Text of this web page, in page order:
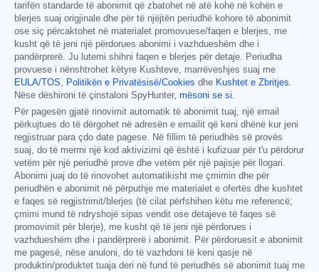
tarifën standarde të abonimit që zbatohet në atë kohë në kohën e
blerjes suaj origjinale dhe për të njëjtën periudhë kohore të abonimit
ose siç përcaktohet në materialet promovuese/faqen e blerjes, me
kusht që të jeni një përdorues abonimi i vazhdueshëm dhe i
pandërprerë. Ju lutemi shihni faqen e blerjes për detaje. Periudha
provuese i nënshtrohet këtyre Kushteve, marrëveshjes suaj me
EULA/TOS, Politikën e Privatësisë/Cookies dhe Kushtet e Zbritjes.
Nëse dëshironi të çinstaloni SpyHunter, mësoni se si.
Për pagesën gjatë rinovimit automatik të abonimit tuaj, një email
përkujtues do të dërgohet në adresën e emailit që keni dhënë kur jeni
regjistruar para çdo date pagese. Në fillim të periudhës së provës
suaj, do të merrni një kod aktivizimi që është i kufizuar për t'u përdorur
vetëm për një periudhë prove dhe vetëm për një pajisje për llogari.
Abonimi juaj do të rinovohet automatikisht me çmimin dhe për
periudhën e abonimit në përputhje me materialet e ofertës dhe kushtet
e faqes së regjistrimit/blerjes (të cilat përfshihen këtu me referencë;
çmimi mund të ndryshojë sipas vendit ose detajeve të faqes së
promovimit për blerje), me kusht që të jeni një përdorues i
vazhdueshëm dhe i pandërprerë i abonimit. Për përdoruesit e abonimit
me pagesë, nëse anuloni, do të vazhdoni të keni qasje në
produktin/produktet tuaja deri në fund të periudhës së abonimit tuaj me